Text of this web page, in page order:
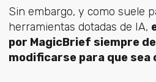
Sin embargo, y como suele
herramientas dotadas de IA,
por MagicBrief siempre
modificarse para que sea